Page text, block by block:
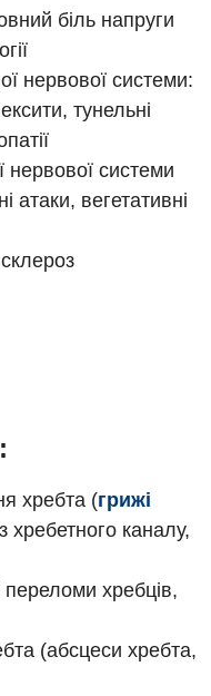
біль напруги
нервової системи:
тунельні
нервової системи
атаки, вегетативні
хребта (грижі
хребетного каналу,
хребців,
(абсцеси хребта,